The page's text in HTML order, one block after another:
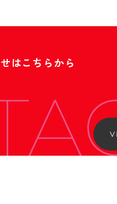
はこちらから